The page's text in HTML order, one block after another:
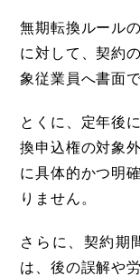
無期転換ルール
に対して、契約
象従業員へ書面
とくに、定年後
換申込権の対象
に具体的かつ明
りません。
さらに、契約期
は、後の誤解や